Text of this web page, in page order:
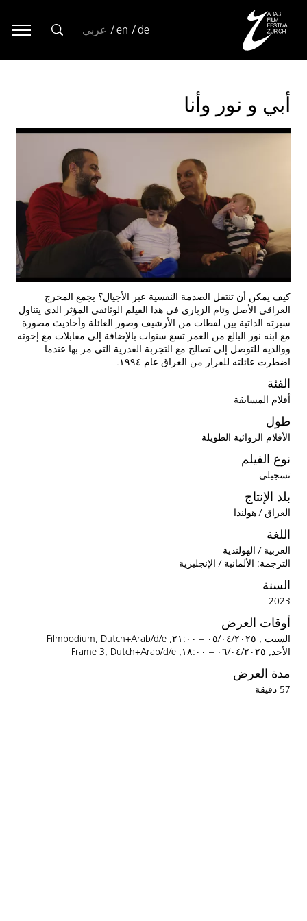
de
en عربي
أبي و نور وأنا
كيف يمكن أن تنتقل الصدمة النفسية عبر الأجيال؟ يجمع المخرج
العراقي الأصل وئام الزباري في هذا الفيلم الوثائقي المؤثر الذي يتناول
سيرته الذاتية بين لقطات من الأرشيف وصور العائلة وأحاديث مصورة
مع ابنه نور البالغ من العمر تسع سنوات بالإضافة إلى مقابلات مع إخوته
ووالديه للتوصل إلى تصالح مع التجربة القدرية التي مر بها عندما
اضطرت عائلته للفرار من العراق عام ١٩٩٤.
الفئة
أفلام المسابقة
طول
الأفلام الروائية الطويلة
نوع الفيلم
تسجيلي
بلد الإنتاج
العراق / هولندا
اللغة
العربية / الهولندية
الترجمة: الألمانية / الإنجليزية
السنة
2023
أوقات العرض
السبت , ٠٥/٠٤/٢٠٢٥ – ٢١:٠٠, Filmpodium, Dutch+Arab/d/e
الأحد, ٠٦/٠٤/٢٠٢٥ – ١٨:٠٠, Frame 3, Dutch+Arab/d/e
مدة العرض
57 دقيقة